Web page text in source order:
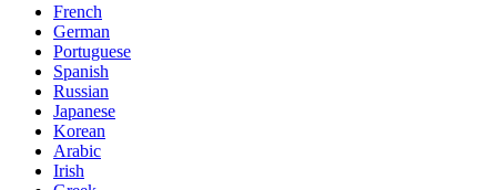
French
German
Portuguese
Spanish
Russian
Japanese
Korean
Arabic
Irish